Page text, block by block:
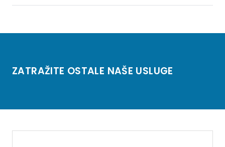
ZATRAŽITE OSTALE NAŠE USLUGE